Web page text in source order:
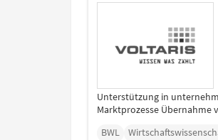
Unterstützung in
Marktprozesse Übernahme
BWL